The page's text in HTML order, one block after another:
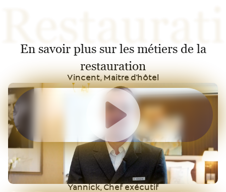
En savoir plus sur les métiers de la
restauration
Vincent, Maitre d'hôtel
Yannick, Chef exécutif